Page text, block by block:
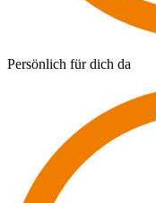
Persönlich für dich da